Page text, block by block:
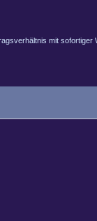
mit sofortiger